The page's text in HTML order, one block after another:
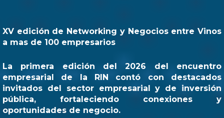
XV edición de Networking y Negocios entre Vinos
a mas de 100 empresarios
La primera edición del 2026 del encuentro
empresarial de la RIN contó con destacados
invitados del sector empresarial y de inversión
pública, fortaleciendo conexiones y
oportunidades de negocio.